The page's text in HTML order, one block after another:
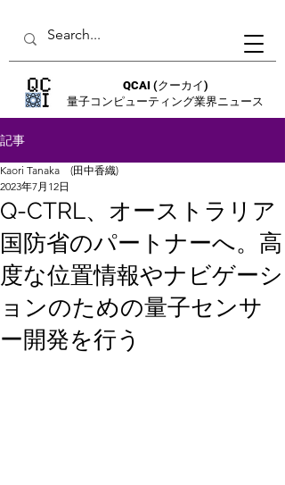
QCAI (クーカイ)
量子コンピューティング業界ニュース
記事
Q-CTRL、オーストラリア
国防省のパートナーへ。高
度な位置情報やナビゲーシ
ョンのための量子センサ
ー開発を行う
Kaori Tanaka (田中香織)
2023年7月12日